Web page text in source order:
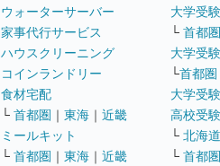
ウォーターサーバー
家事代行サービス
ハウスクリーニング
コインランドリー
食材宅配
└ 首都圏 ｜ 東海 ｜ 近畿
ミールキット
└ 首都圏 ｜ 東海 ｜ 近畿
大学受
└ 首都圏
大学受
└首都圏
大学受
高校受
└ 北海道
└ 首都圏